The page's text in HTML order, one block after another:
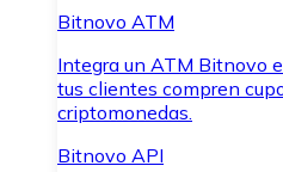
Bitnovo ATM
Integra un ATM Bitnovo
tus clientes compren
criptomonedas.
Bitnovo API